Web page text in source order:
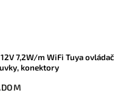
7,2W/m WiFi Tuya ovládač
konektory